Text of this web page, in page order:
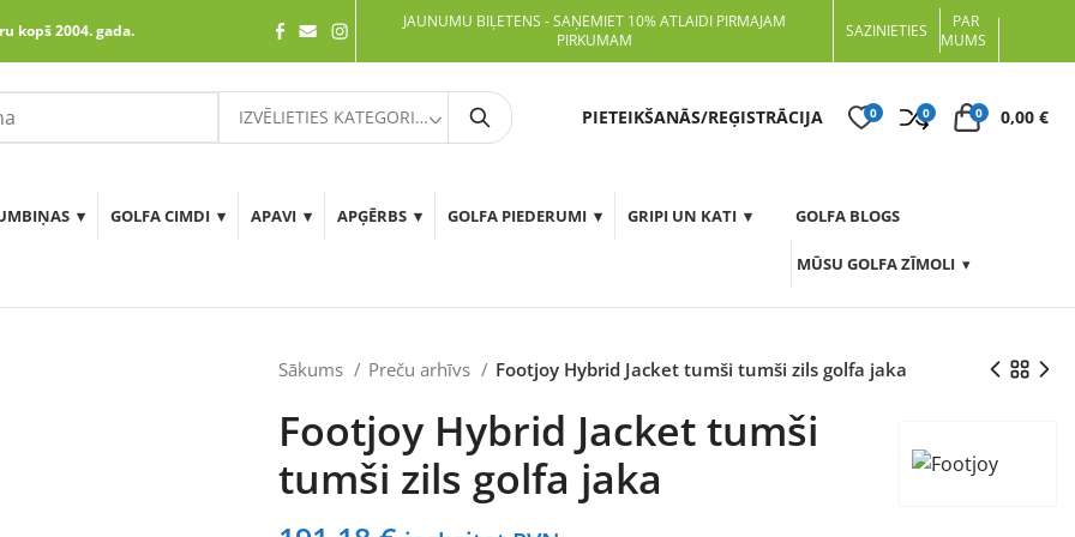
kopš 2004. gada.
JAUNUMU BIĻETENS - SAŅEMIET 10% ATLAIDI PIRMAJAM
PIRKUMAM
SAZINIETIES
PAR
MUMS
IZVĒLIETIES KATEGORIJU Meklēt PIETEIKŠANĀS/REĢISTRĀCIJA 0 0 0 0,00 €
GOLFA CIMDI APAVI APĢĒRBS GOLFA PIEDERUMI GRIPI UN KATI GOLFA BLOGS
MŪSU GOLFA ZĪMOLI
Sākums Preču arhīvs Footjoy Hybrid Jacket tumši tumši zils golfa jaka
Footjoy Hybrid Jacket tumši
tumši zils golfa jaka